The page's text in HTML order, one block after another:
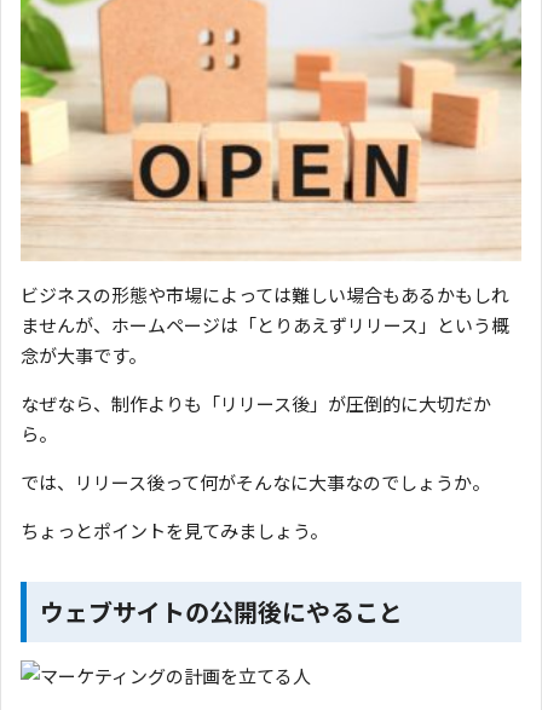
ビジネスの形態や市場によっては難しい場合もあるかもしれ
ませんが、ホームページは「とりあえずリリース」という概
念が大事です。
なぜなら、制作よりも「リリース後」が圧倒的に大切だか
ら。
では、リリース後って何がそんなに大事なのでしょうか。
ちょっとポイントを見てみましょう。
ウェブサイトの公開後にやること